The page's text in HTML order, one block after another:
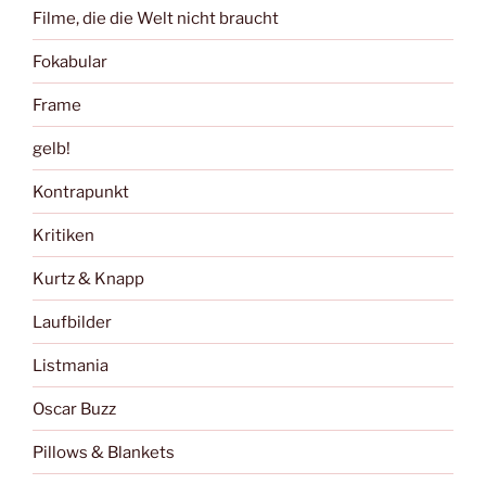
Filme, die die Welt nicht braucht
Fokabular
Frame
gelb!
Kontrapunkt
Kritiken
Kurtz & Knapp
Laufbilder
Listmania
Oscar Buzz
Pillows & Blankets